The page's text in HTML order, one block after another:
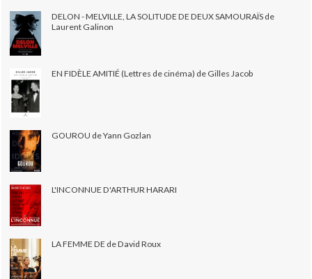
DELON - MELVILLE, LA SOLITUDE DE DEUX SAMOURAÏS de
Laurent Galinon
EN FIDÈLE AMITIÉ (Lettres de cinéma) de Gilles Jacob
GOUROU de Yann Gozlan
L'INCONNUE D'ARTHUR HARARI
LA FEMME DE de David Roux